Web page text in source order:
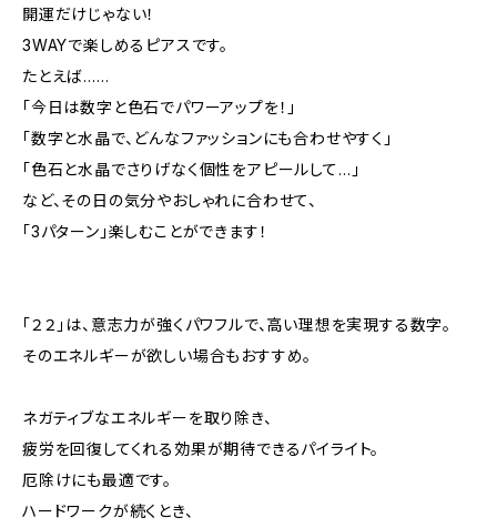
開運だけじゃない！
3WAYで楽しめるピアスです。
たとえば……
「今日は数字と色石でパワーアップを！」
「数字と水晶で、どんなファッションにも合わせやすく」
「色石と水晶でさりげなく個性をアピールして…」
など、その日の気分やおしゃれに合わせて、
「3パターン」楽しむことができます！
「２２」は、意志力が強くパワフルで、高い理想を実現する数字。
そのエネルギーが欲しい場合もおすすめ。
ネガティブなエネルギーを取り除き、
疲労を回復してくれる効果が期待できるパイライト。
厄除けにも最適です。
ハードワークが続くとき、